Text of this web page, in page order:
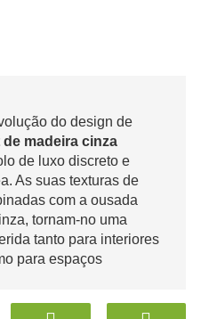
do design de
madeira cinza
de luxo discreto e
As suas texturas de
com a ousada
tornam-no uma
tanto para interiores
para espaços